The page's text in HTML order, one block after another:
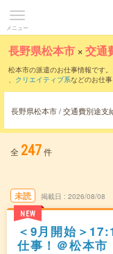
メニュー
長野県松本市 ×交通
松本市の派遣のお仕事情報です。
、 クリエイティブ系などのお仕
長野県松本市 / 交通費別途支
全 247件
未読
NEW
掲載日 2026/08/08
＜9月開始＞
仕事！＠松本市